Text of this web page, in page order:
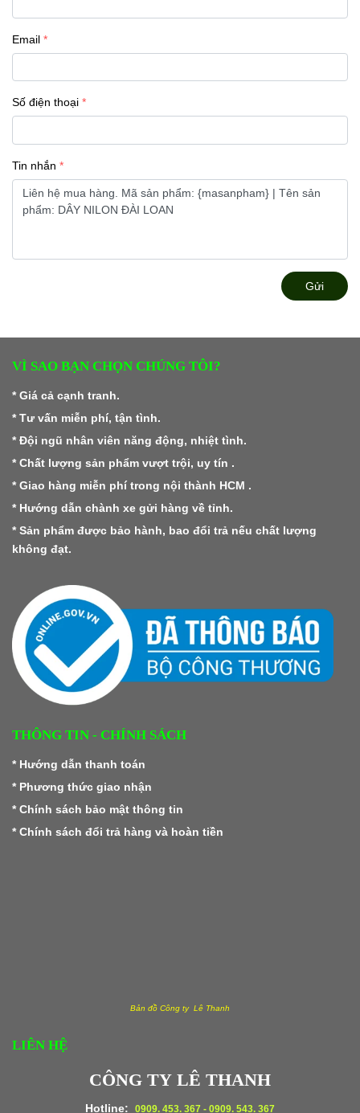
Email
Số điện thoại
Tin nhắn
Gửi
VÌ SAO BẠN CHỌN CHÚNG TÔI?
* Giá cả cạnh tranh.
* Tư vấn miễn phí, tận tình.
* Đội ngũ nhân viên năng động, nhiệt tình.
* Chất lượng sản phẩm vượt trội, uy tín .
* Giao hàng miễn phí trong nội thành HCM .
* Hướng dẫn chành xe gửi hàng về tỉnh.
* Sản phẩm được bảo hành, bao đổi trả nếu chất lượng
không đạt.
THÔNG TIN - CHÍNH SÁCH
* Hướng dẫn thanh toán
* Phương thức giao nhận
* Chính sách bảo mật thông tin
* Chính sách đổi trả hàng và hoàn tiền
Bản đồ Công ty Lê Thanh
LIÊN HỆ
CÔNG TY LÊ THANH
Hotline: 0909. 453. 367 - 0909. 543. 367